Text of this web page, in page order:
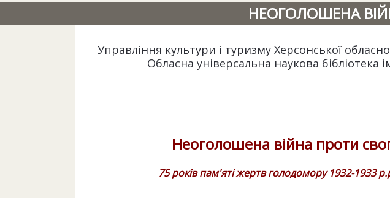
НЕОГОЛОШЕНА
Управління культури і туризму Херсонської
Обласна універсальна наукова бібліотека
Неоголошена війна проти
75 років пам'яті жертв голодомору 1932-1933